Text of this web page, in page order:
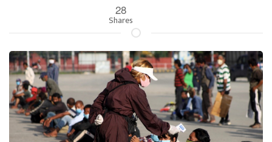
28
Shares